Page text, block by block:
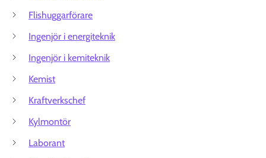
Flishuggarförare
Ingenjör i energiteknik
Ingenjör i kemiteknik
Kemist
Kraftverkschef
Kylmontör
Laborant